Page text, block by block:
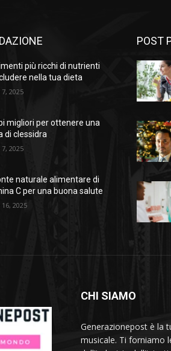
più ricchi di nutrienti
nella tua dieta
2025
migliori per ottenere una
di clessidra
2025
naturale alimentare di
C per una buona salute
2025
POST
CHI SIAMO
Generazionepost è la
musicale. Ti forniamo